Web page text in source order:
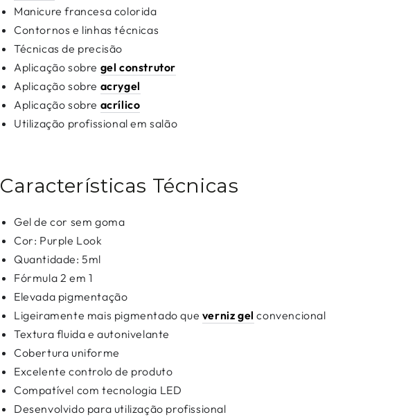
Manicure francesa colorida
Contornos e linhas técnicas
Técnicas de precisão
Aplicação sobre gel construtor
Aplicação sobre acrygel
Aplicação sobre acrílico
Utilização profissional em salão
Características Técnicas
Gel de cor sem goma
Cor: Purple Look
Quantidade: 5ml
Fórmula 2 em 1
Elevada pigmentação
Ligeiramente mais pigmentado que verniz gel convencional
Textura fluida e autonivelante
Cobertura uniforme
Excelente controlo de produto
Compatível com tecnologia LED
Desenvolvido para utilização profissional